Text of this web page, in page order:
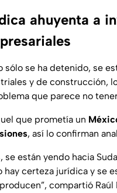
ahuyenta a
sólo se ha detenido, se
y de construcción,
que parece no
que prometía un
, así lo confirman
se están yendo hacia
hay certeza jurídica y se
”, compartió